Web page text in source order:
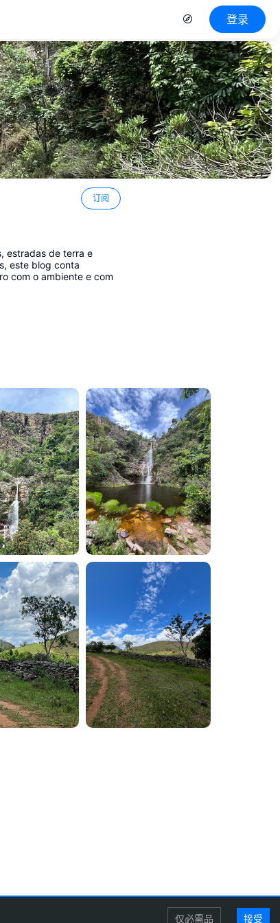
登录
订阅
estradas de terra e
este blog conta
com o ambiente e com
仅必需品 接受